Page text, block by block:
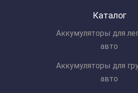
Каталог
Аккумуляторы для
авто
Аккумуляторы для
авто